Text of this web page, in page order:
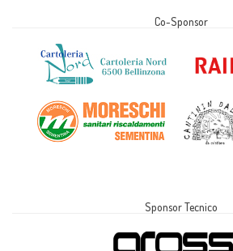
Co-Sponsor
Sponsor Tecnico